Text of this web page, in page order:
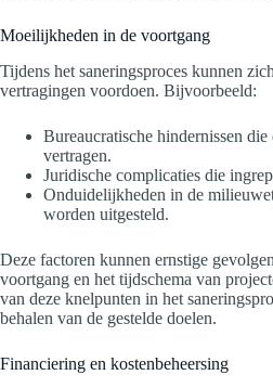
Moeilijkheden in de voortgang
Tijdens het saneringsproces kunnen
vertragingen voordoen. Bijvoorbeeld:
Bureaucratische hindernissen
vertragen.
Juridische complicaties die
Onduidelijkheden in de
worden uitgesteld.
Deze factoren kunnen ernstige
voortgang en het tijdschema van
van deze knelpunten in het
behalen van de gestelde doelen.
Financiering en kostenbeheersing